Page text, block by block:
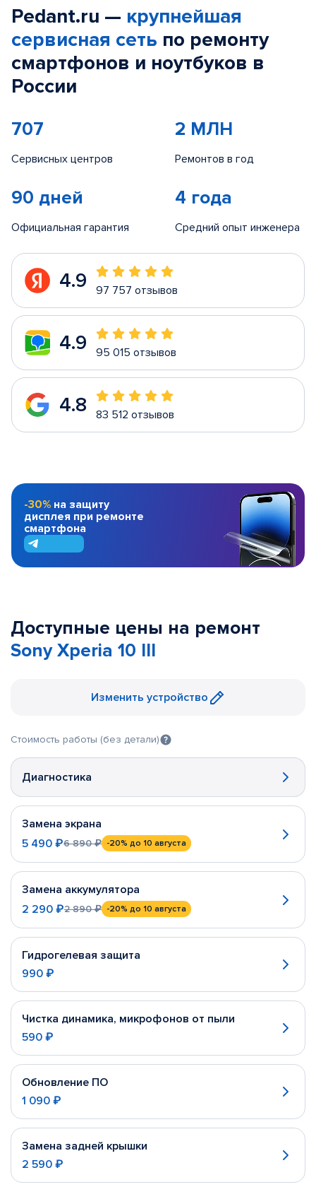
Pedant.ru — крупнейшая
сервисная сеть по ремонту
смартфонов и ноутбуков в
России
707
Сервисных центров
2 МЛН
Ремонтов в год
90 дней
Официальная гарантия
4 года
Средний опыт инженера
4.9 97 757 отзывов
4.9 95 015 отзывов
4.8 83 512 отзывов
-30% на защиту
дисплея при ремонте
смартфона
Доступные цены на ремонт
Sony Xperia 10 III
Изменить устройство
Стоимость работы (без детали)
Диагностика
Замена экрана
5 490 ₽6 890 ₽ -20% до 10 августа
Замена аккумулятора
2 290 ₽2 890 ₽ -20% до 10 августа
Гидрогелевая защита
990 ₽
Чистка динамика, микрофонов от пыли
590 ₽
Обновление ПО
1 090 ₽
Замена задней крышки
2 590 ₽